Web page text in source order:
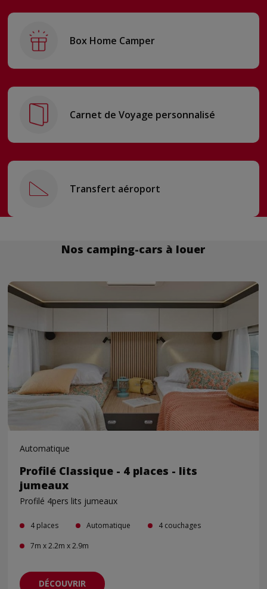
Box Home Camper
Carnet de Voyage personnalisé
Transfert aéroport
Nos camping-cars à louer
Automatique
Profilé Classique - 4 places - lits
jumeaux
Profilé 4pers lits jumeaux
4 places Automatique
4 couchages
7m x 2.2m x 2.9m
DÉCOUVRIR